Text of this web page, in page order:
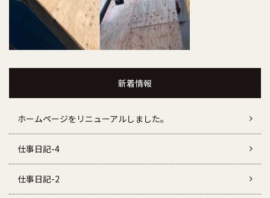
新着情報
ホームページをリニューアルしました。
仕事日記-4
仕事日記-2